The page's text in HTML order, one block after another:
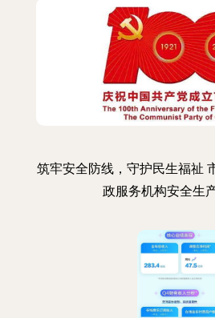
筑牢安全防线，守护民生福祉
政服务机构安全生